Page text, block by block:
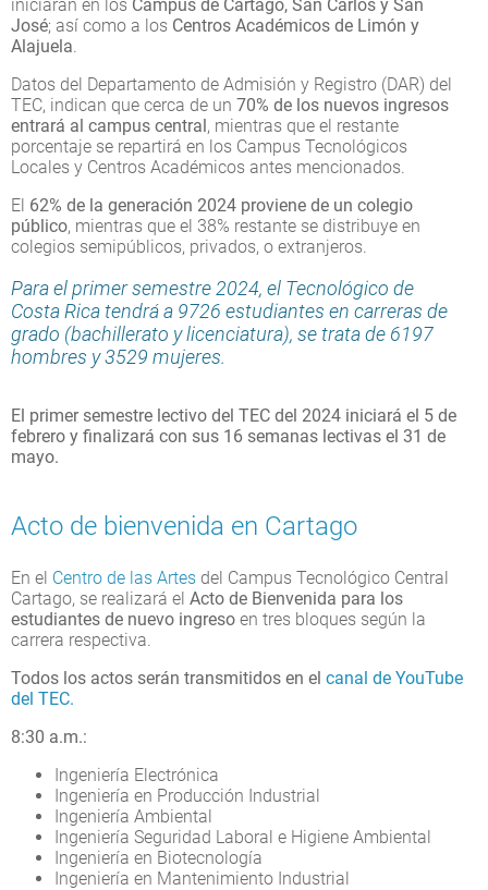
iniciarán en los Campus de Cartago, San Carlos y San
José; así como a los Centros Académicos de Limón y
Alajuela.
Datos del Departamento de Admisión y Registro (DAR) del
TEC, indican que cerca de un 70% de los nuevos ingresos
entrará al campus central, mientras que el restante
porcentaje se repartirá en los Campus Tecnológicos
Locales y Centros Académicos antes mencionados.
El 62% de la generación 2024 proviene de un colegio
público, mientras que el 38% restante se distribuye en
colegios semipúblicos, privados, o extranjeros.
Para el primer semestre 2024, el Tecnológico de
Costa Rica tendrá a 9726 estudiantes en carreras de
grado (bachillerato y licenciatura), se trata de 6197
hombres y 3529 mujeres.
El primer semestre lectivo del TEC del 2024 iniciará el 5 de
febrero y finalizará con sus 16 semanas lectivas el 31 de
mayo.
Acto de bienvenida en Cartago
En el Centro de las Artes del Campus Tecnológico Central
Cartago, se realizará el Acto de Bienvenida para los
estudiantes de nuevo ingreso en tres bloques según la
carrera respectiva.
Todos los actos serán transmitidos en el canal de YouTube
del TEC.
8:30 a.m.:
Ingeniería Electrónica
Ingeniería en Producción Industrial
Ingeniería Ambiental
Ingeniería Seguridad Laboral e Higiene Ambiental
Ingeniería en Biotecnología
Ingeniería en Mantenimiento Industrial